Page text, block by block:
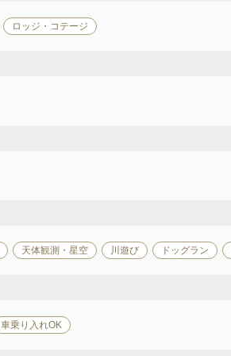
ロッジ・コテージ
天体観測・星空 川遊び ドッグラン
車乗り入れOK